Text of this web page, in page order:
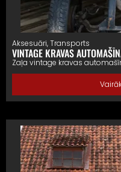
Aksesuāri,Transports
VINTAGE KRAVAS
Zaļa vintage kravas